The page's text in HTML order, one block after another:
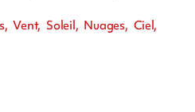
Vent, Soleil, Nuages, Ciel,